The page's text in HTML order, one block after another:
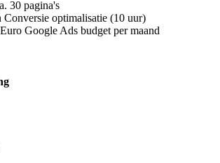
30 pagina's
Conversie optimalisatie (10 uur)
Google Ads budget per maand